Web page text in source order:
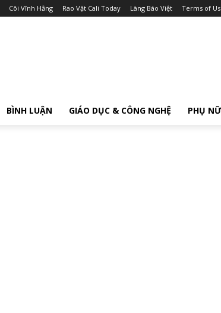
Cõi Vĩnh Hằng Rao Vặt Cali Today Làng Báo Việt Terms of
BÌNH LUẬN GIÁO DỤC & CÔNG NGHỆ PHỤ NỮ